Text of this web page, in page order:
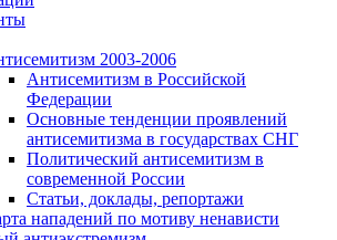
2003-2006
Антисемитизм в Российской
Федерации
Основные тенденции проявлений
антисемитизма в государствах СНГ
Политический антисемитизм в
современной России
Статьи, доклады, репортажи
нападений по мотиву ненависти